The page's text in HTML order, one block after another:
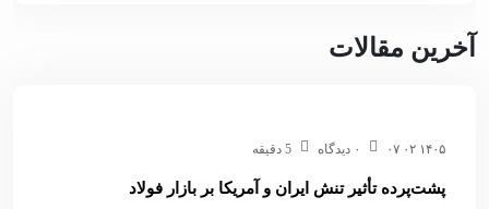
آخرین مقالات
۱۴۰۵ ۰۲ ۰۷ ۰ دیدگاه 5 دقیقه
پشت‌پرده تأثیر تنش ایران و آمریکا بر بازار فولاد